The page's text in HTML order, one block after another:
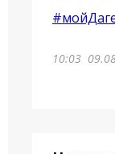
10:03